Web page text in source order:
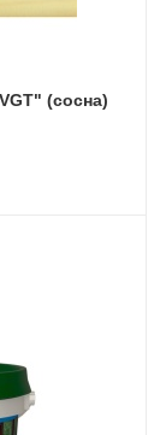
(сосна)